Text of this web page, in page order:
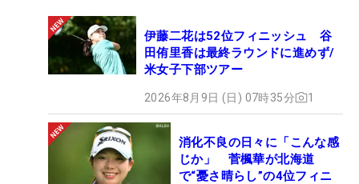
伊藤二花は52位フィニッシュ 谷
田侑里香は最終ラウンドに進めず/
米女子下部ツアー
2026年8月9日 (日) 07時35分 1
消化不良の日々に「こんな感
じか」 菅楓華が北海道
で“憂さ晴らし”の4位フィニ